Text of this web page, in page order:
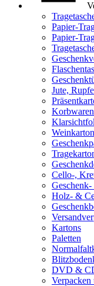
Papier-
Papier-
Jute,
Cello-,
Holz- &
Kartons
Paletten
DVD &
Verpacken